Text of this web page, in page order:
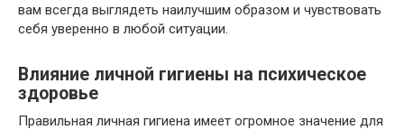
вам всегда выглядеть наилучшим образом и чувствовать
себя уверенно в любой ситуации.
Влияние личной гигиены на психическое
здоровье
Правильная личная гигиена имеет огромное значение для